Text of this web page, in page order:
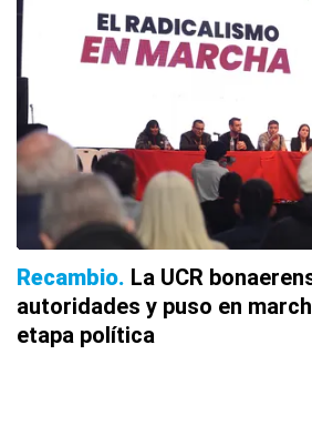
Recambio La UCR
autoridades y puso en
etapa política